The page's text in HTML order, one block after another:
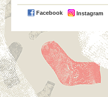
Facebook Instagram